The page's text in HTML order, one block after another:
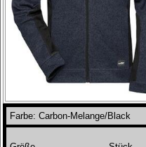
Farbe: Carbon-Melange/Black